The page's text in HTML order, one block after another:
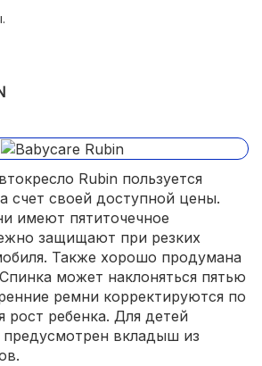
Rubin пользуется
счет своей доступной цены.
имеют пятиточечное
защищают при резких
Также хорошо продумана
может наклоняться пятью
ремни корректируются по
рост ребенка. Для детей
вкладыш из